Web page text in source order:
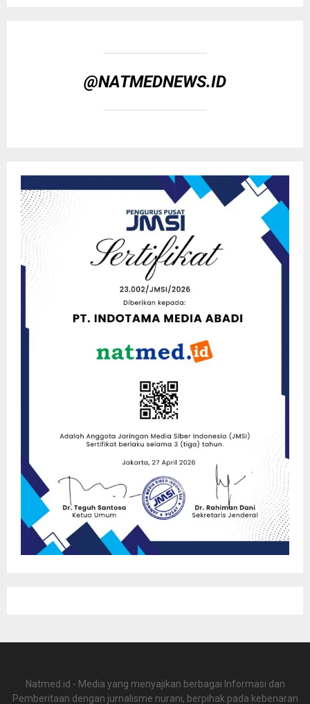
@NATMEDNEWS.ID
Natmed.id - Media yang menyajikan berbagai Informasi dan
Pemberitaan dengan jurnalisme nurani, berpihak pada kebenaran